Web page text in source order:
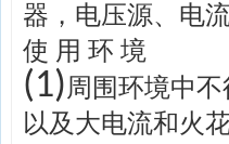
器，电压源、电
使 用 环 境
(1)周围环境中
以及大电流和火